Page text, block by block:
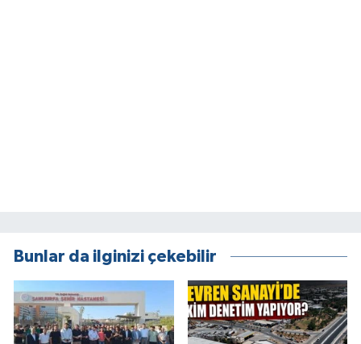
Bunlar da ilginizi çekebilir